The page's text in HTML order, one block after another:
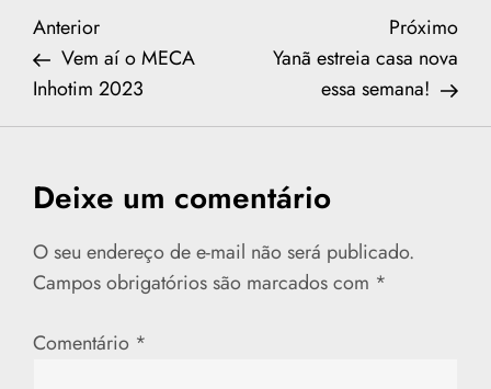
N
a
v
e
g
a
ç
Previous
Post
Anterior
Vem aí o MECA
Inhotim 2023
Próximo
Yanã estreia casa nova
essa semana!
Deixe um comentário
O seu endereço de e-mail não será publicado.
Campos obrigatórios são marcados com *
Comentário *